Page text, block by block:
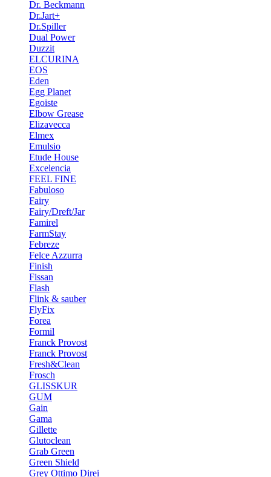
Dr. Beckmann
Dr.Jart+
Dr.Spiller
Dual Power
Duzzit
ELCURINA
EOS
Eden
Egg Planet
Egoiste
Elbow Grease
Elizavecca
Elmex
Emulsio
Etude House
Excelencia
FEEL FINE
Fabuloso
Fairy
Fairy/Dreft/Jar
Famirel
FarmStay
Febreze
Felce Azzurra
Finish
Fissan
Flash
Flink & sauber
FlyFix
Forea
Formil
Franck Provost
Franck Provost
Fresh&Clean
Frosch
GLISSKUR
GUM
Gain
Gama
Gillette
Glutoclean
Grab Green
Green Shield
Grey Ottimo Direi